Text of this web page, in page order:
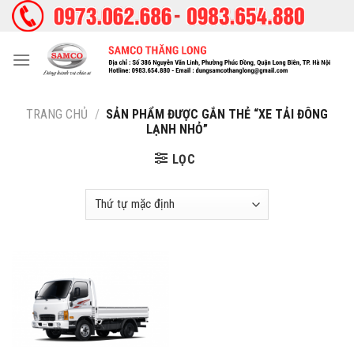
Skip
TRANG CHỦ / SẢN PHẨM ĐƯỢC GẮN THẺ “XE TẢI ĐÔNG
LẠNH NHỎ”
LỌC